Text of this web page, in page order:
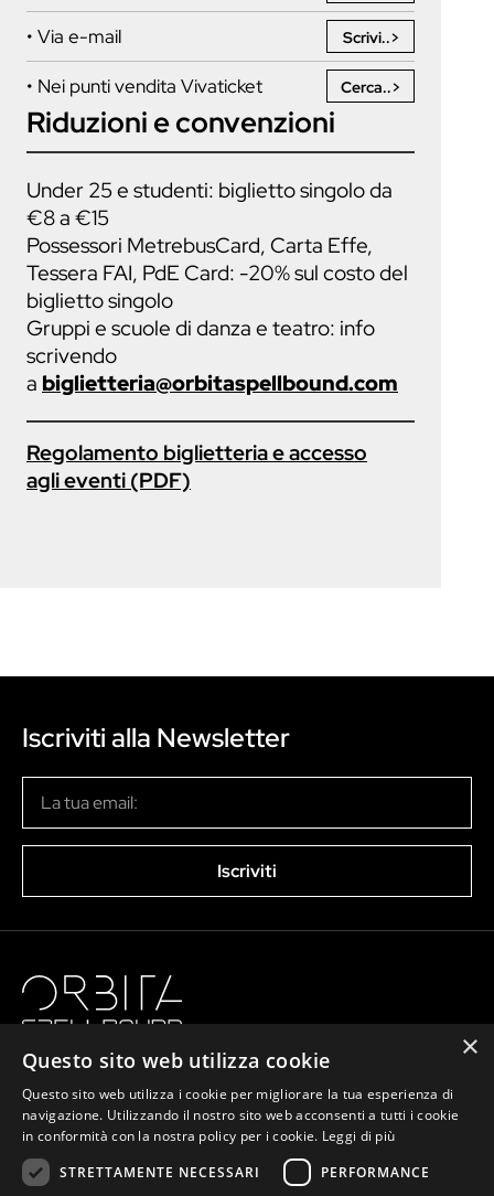
• Via e-mail Scrivi..>
• Nei punti vendita Vivaticket Cerca..>
Riduzioni e convenzioni
Under 25 e studenti: biglietto singolo da
€8 a €15
Possessori MetrebusCard, Carta Effe,
Tessera FAI, PdE Card: -20% sul costo del
biglietto singolo
Gruppi e scuole di danza e teatro: info
scrivendo
a biglietteria@orbitaspellbound.com
Regolamento biglietteria e accesso
agli eventi(PDF)
Iscriviti alla Newsletter
Iscriviti
info@orbitaspellbound.com
×
Questo sito web utilizza cookie
Questo sito web utilizza i cookie per migliorare la tua esperienza di
navigazione. Utilizzando il nostro sito web acconsenti a tutti i cookie
in conformità con la nostra policy per i cookie. Leggi di più
STRETTAMENTE NECESSARI
PERFORMANCE